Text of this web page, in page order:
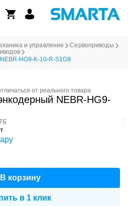
и управление
Сервоприводы
HG9-K-10-R-S1G9
от реального товара
NEBR-HG9-
В корзину
в 1 клик